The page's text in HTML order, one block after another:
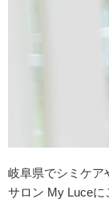
岐阜県でシミケア
サロン My Luceに